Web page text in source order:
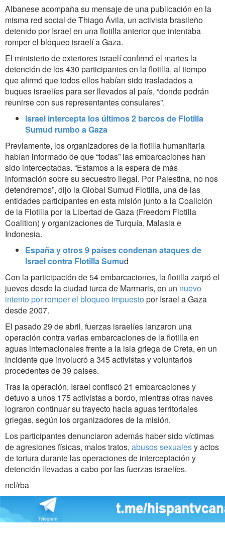
Albanese acompaña su mensaje de una publicación en la
misma red social de Thiago Ávila, un activista brasileño
detenido por Israel en una flotilla anterior que intentaba
romper el bloqueo israelí a Gaza.
El ministerio de exteriores israelí confirmó el martes la
detención de los 430 participantes en la flotilla, al tiempo
que afirmó que todos ellos habían sido trasladados a
buques israelíes para ser llevados al país, “donde podrán
reunirse con sus representantes consulares”.
Israel intercepta los últimos 2 barcos de Flotilla
Sumud rumbo a Gaza
Previamente, los organizadores de la flotilla humanitaria
habían informado de que “todas” las embarcaciones han
sido interceptadas. “Estamos a la espera de más
información sobre su secuestro ilegal. Por Palestina, no nos
detendremos”, dijo la Global Sumud Flotilla, una de las
entidades participantes en esta misión junto a la Coalición
de la Flotilla por la Libertad de Gaza (Freedom Flotilla
Coalition) y organizaciones de Turquía, Malasia e
Indonesia.
España y otros 9 países condenan ataques de
Israel contra Flotilla Sumud
Con la participación de 54 embarcaciones, la flotilla zarpó el
jueves desde la ciudad turca de Marmaris, en un nuevo
intento por romper el bloqueo impuesto por Israel a Gaza
desde 2007.
El pasado 29 de abril, fuerzas israelíes lanzaron una
operación contra varias embarcaciones de la flotilla en
aguas internacionales frente a la isla griega de Creta, en un
incidente que involucró a 345 activistas y voluntarios
procedentes de 39 países.
Tras la operación, Israel confiscó 21 embarcaciones y
detuvo a unos 175 activistas a bordo, mientras otras naves
lograron continuar su trayecto hacia aguas territoriales
griegas, según los organizadores de la misión.
Los participantes denunciaron además haber sido víctimas
de agresiones físicas, malos tratos, abusos sexualesy actos
de tortura durante las operaciones de interceptación y
detención llevadas a cabo por las fuerzas israelíes.
ncl/rba